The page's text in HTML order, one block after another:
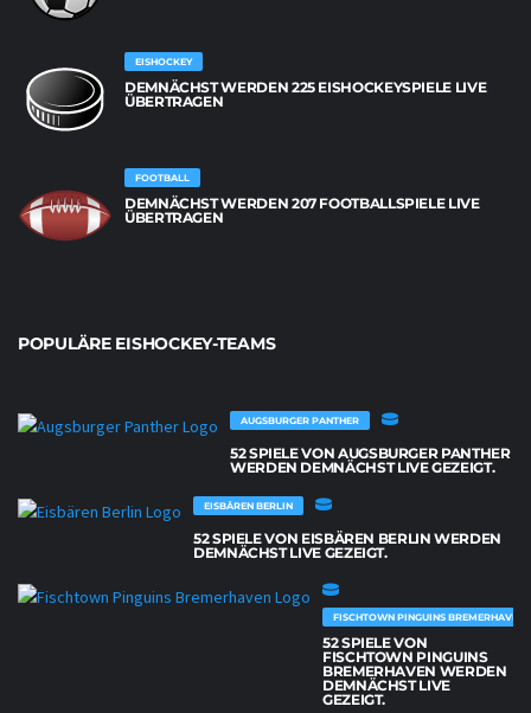
EISHOCKEY
DEMNÄCHST WERDEN 225 EISHOCKEYSPIELE LIVE
ÜBERTRAGEN
FOOTBALL
DEMNÄCHST WERDEN 207 FOOTBALLSPIELE LIVE
ÜBERTRAGEN
POPULÄRE EISHOCKEY-TEAMS
AUGSBURGER PANTHER
52 SPIELE VON AUGSBURGER PANTHER
WERDEN DEMNÄCHST LIVE GEZEIGT.
EISBÄREN BERLIN
52 SPIELE VON EISBÄREN BERLIN WERDEN
DEMNÄCHST LIVE GEZEIGT.
FISCHTOWN PINGUINS BREMERHAVEN
52 SPIELE VON
FISCHTOWN PINGUINS
BREMERHAVEN WERDEN
DEMNÄCHST LIVE
GEZEIGT.